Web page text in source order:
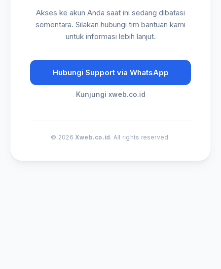
Akses ke akun Anda saat ini sedang dibatasi
sementara. Silakan hubungi tim bantuan kami
untuk informasi lebih lanjut.
Hubungi Support via WhatsApp
Kunjungi xweb.co.id
© 2026 Xweb.co.id. All rights reserved.